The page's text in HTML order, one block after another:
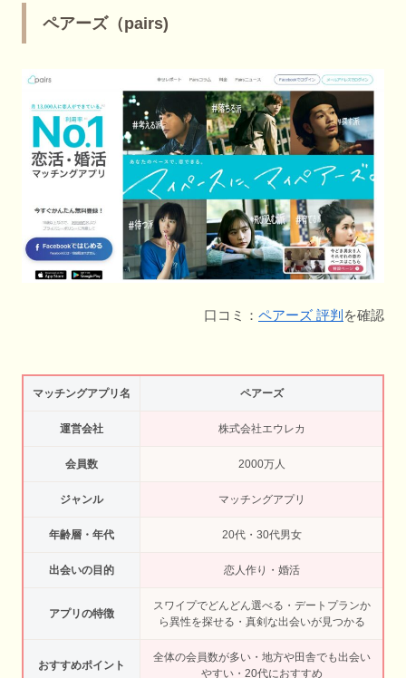
ペアーズ（pairs)
口コミ： ペアーズ 評判 を確認
マッチングアプリ名 ペアーズ
運営会社 株式会社エウレカ
会員数 2000万人
ジャンル マッチングアプリ
年齢層・年代 20代・30代男女
出会いの目的 恋人作り・婚活
アプリの特徴
スワイプでどんどん選べる・デートプランか
ら異性を探せる・真剣な出会いが見つかる
おすすめポイント
全体の会員数が多い・地方や田舎でも出会い
やすい・20代におすすめ